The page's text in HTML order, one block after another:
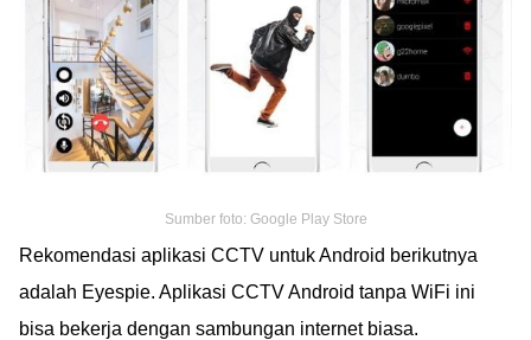
Sumber foto: Google Play Store
Rekomendasi aplikasi CCTV untuk Android berikutnya
adalah Eyespie. Aplikasi CCTV Android tanpa WiFi ini
bisa bekerja dengan sambungan internet biasa.